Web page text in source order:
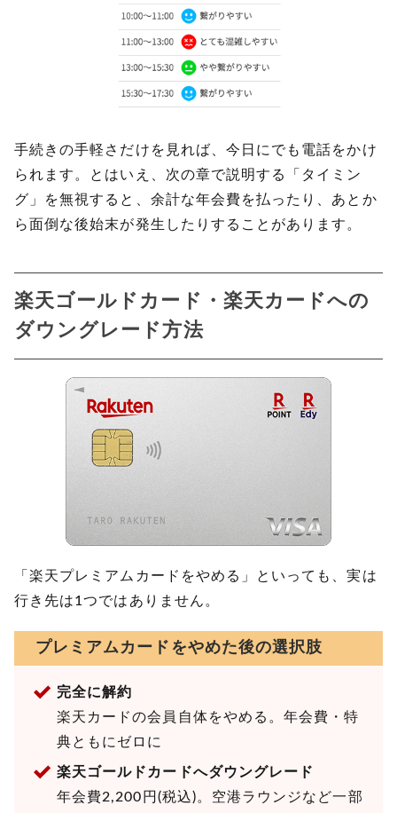
手続きの手軽さだけを見れば、今日にでも電話をかけ
られます。とはいえ、次の章で説明する「タイミン
グ」を無視すると、余計な年会費を払ったり、あとか
ら面倒な後始末が発生したりすることがあります。
楽天ゴールドカード・楽天カードへの
ダウングレード方法
「楽天プレミアムカードをやめる」といっても、実は
行き先は1つではありません。
プレミアムカードをやめた後の選択肢
完全に解約
楽天カードの会員自体をやめる。年会費・特
典ともにゼロに
楽天ゴールドカードへダウングレード
年会費2,200円(税込)。空港ラウンジなど一部